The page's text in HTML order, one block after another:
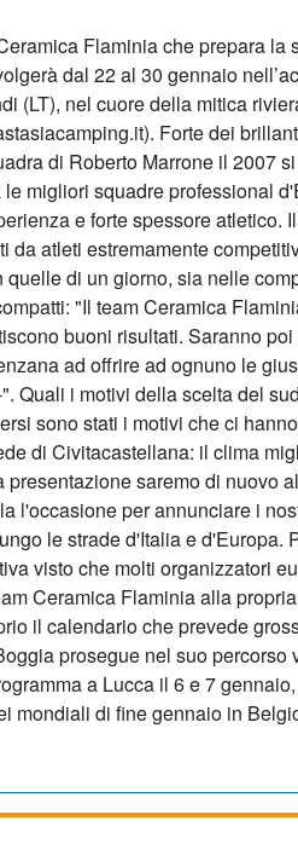
Flaminia che prepara la
dal 22 al 30 gennaio
(LT), nel cuore della mitica
Forte dei
di Roberto Marrone il 2007
migliori squadre professional
e forte spessore atletico.
da atleti estremamente
di un giorno, sia nelle
"Il team Ceramica
buoni risultati. Saranno
ad offrire ad ognuno le
Quali i motivi della scelta del
sono stati i motivi che ci
di Civitacastellana: il clima
saremo di nuovo
l'occasione per annunciare i
le strade d'Italia e d'Europa.
visto che molti organizzatori
Ceramica Flaminia alla
il calendario che prevede
prosegue nel suo percorso
a Lucca il 6 e 7
mondiali di fine gennaio in